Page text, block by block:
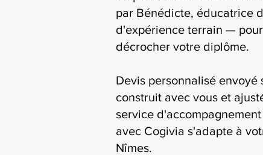
par Bénédicte, éducatrice
d'expérience terrain —
décrocher votre diplôme.
Devis personnalisé envoyé
construit avec vous et
service
avec Cogivia s'adapte à
Nîmes.